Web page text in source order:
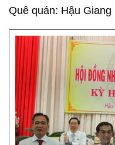
Quê quán: Hậu Giang